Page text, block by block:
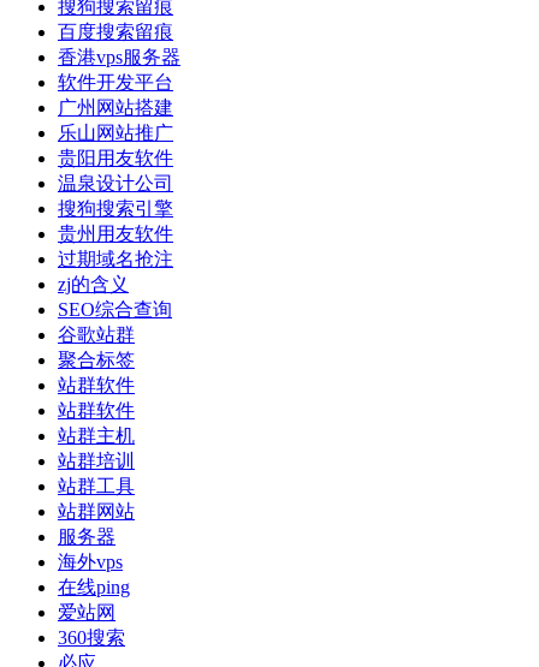
搜狗搜索留痕
百度搜索留痕
香港vps服务器
软件开发平台
广州网站搭建
乐山网站推广
贵阳用友软件
温泉设计公司
搜狗搜索引擎
贵州用友软件
过期域名抢注
zj的含义
SEO综合查询
谷歌站群
聚合标签
站群软件
站群软件
站群主机
站群培训
站群工具
站群网站
服务器
海外vps
在线ping
爱站网
360搜索